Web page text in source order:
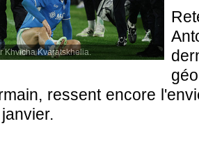
Khvicha Kvaratskhelia.
ressent encore